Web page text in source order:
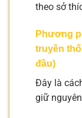
theo sở
Phương
truyền
đầu)
Đây là
giữ